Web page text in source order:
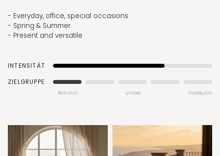
- Everyday, office, special occasions
- Spring & Summer
- Present and versatile
INTENSITÄT
ZIELGRUPPE
feminin unisex maskulin